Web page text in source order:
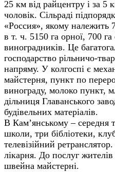
25 км від райцентру і за 5
чоловік. Сільраді
«Россия», якому належить
в т. ч. 5150 га орної, 700 га
виноградників. Це
господарство рільничо-
напряму. У колгоспі є
майстерня, пункт по
винограду, молоко пункт,
дільниця Главанського
будівельних матеріалів.
В Кам’янському – середня
школи, три бібліотеки,
телевізійний
лікарня. До послуг жителів
швейна майстерні.